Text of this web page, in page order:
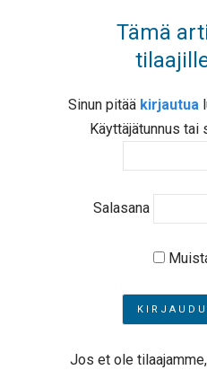
Tämä
Sinun pitää kirjautua
Käyttäjätunnus
Salasana
Jos et ole